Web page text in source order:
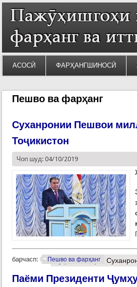
АСОСӢ ФАРҲАНГШИНОСӢ
Пешво ва фарҳанг
Суханронии Пешвои
Тоҷикистон
Чоп шуд: 04/10/2019
барчасп: Пешво ва фарҳанг
Муфассалтаро
Паёми Президенти